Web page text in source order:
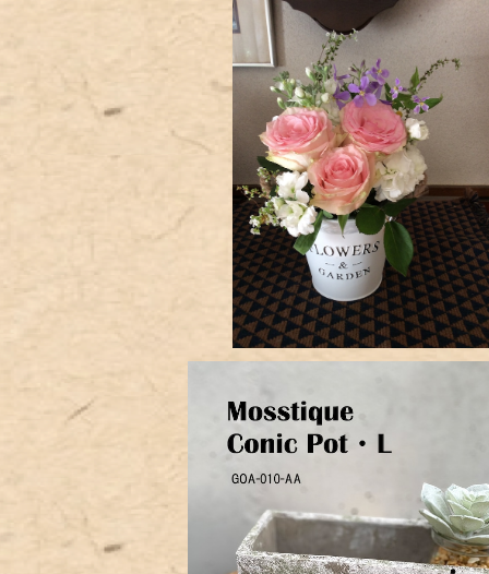
アレンジメント
¥3,000
長方形植物アレンジポット
¥1,000